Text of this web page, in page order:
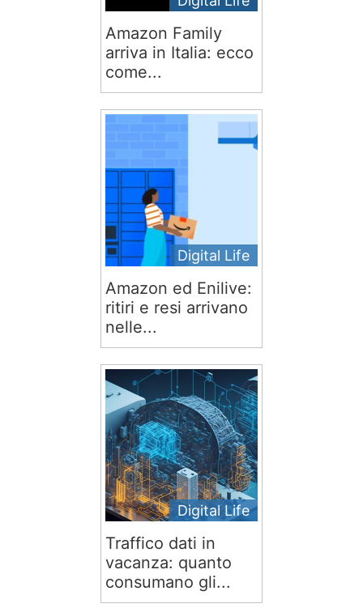
Amazon Family
arriva in Italia: ecco
come...
Digital Life
Amazon ed Enilive:
ritiri e resi arrivano
nelle...
Digital Life
Traffico dati in
vacanza: quanto
consumano gli...